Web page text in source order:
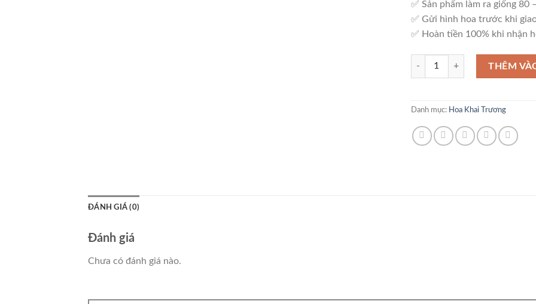
✅ Sản phẩm làm ra giống 80
✅ Gửi hình hoa trước khi
✅ Hoàn tiền 100% khi nhận
Kệ Hoa An Khang – K15 số lượng
THÊM
Danh mục: Hoa Khai Trương
ĐÁNH GIÁ (0)
Đánh giá
Chưa có đánh giá nào.